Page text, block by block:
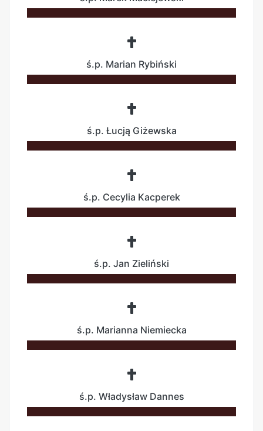
ś.p. Marian Rybiński
ś.p. Łucją Giżewska
ś.p. Cecylia Kacperek
ś.p. Jan Zieliński
ś.p. Marianna Niemiecka
ś.p. Władysław Dannes